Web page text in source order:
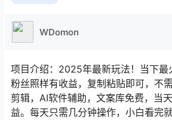
WDomon
项目介绍：2025年最新玩法！当下最
粉丝照样有收益，复制粘贴即可，不
剪辑，AI软件辅助，文案库免费，当
益。每天只需几分钟操作，小白看完